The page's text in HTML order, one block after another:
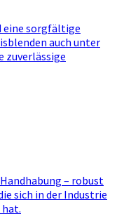
eine sorgfältige
auch unter
zuverlässige
– robust
sich in der Industrie